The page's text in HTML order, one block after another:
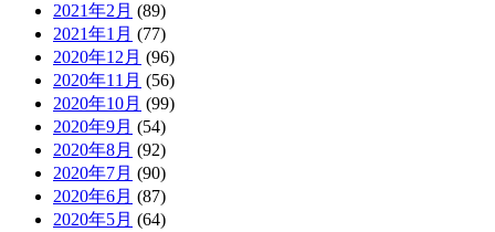
2021年2月 (89)
2021年1月 (77)
2020年12月 (96)
2020年11月 (56)
2020年10月 (99)
2020年9月 (54)
2020年8月 (92)
2020年7月 (90)
2020年6月 (87)
2020年5月 (64)